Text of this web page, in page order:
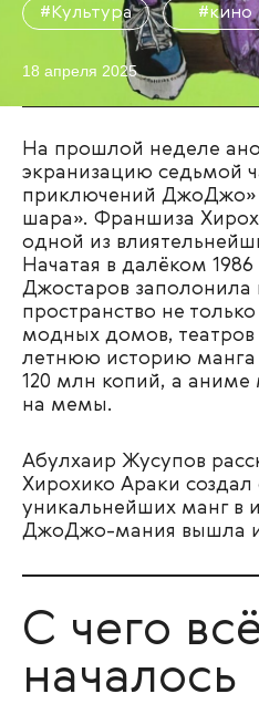
#Культура #кино
18 апреля 2025
На прошлой неделе
экранизацию седьмой
приключений ДжоДжо»
шара». Франшиза
одной из
Начатая в далёком
Джостаров заполонила
пространство не
модных домов, театров
летнюю историю манга
120 млн копий, а аниме
на мемы.
Абулхаир Жусупов
Хирохико Араки создал
уникальнейших манг в
ДжоДжо-мания вышла
С чего
началось